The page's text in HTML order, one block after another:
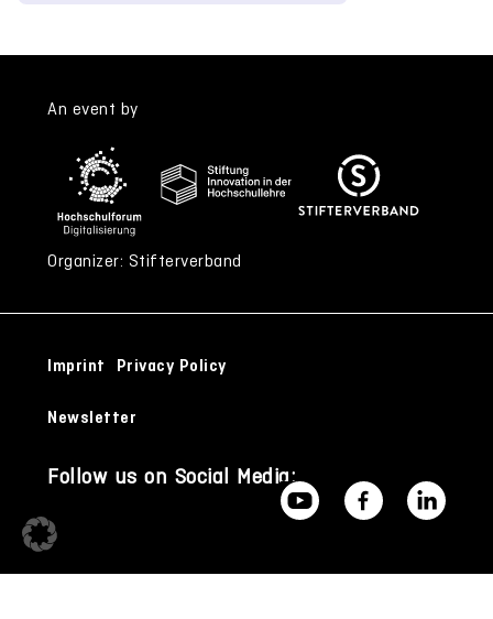
An event by
Organizer: Stifterverband
Imprint Privacy Policy
Newsletter
Follow us on Social Media: